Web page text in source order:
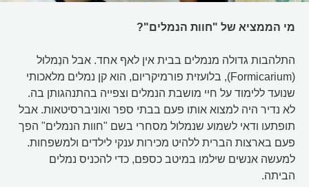
מי הממציא של "חוות הנמלים"?
התלהבות גדולה מנמלים בבית אין לאף אחד. אבל הנַמלוּל
(Formicarium), בלועזית פורמיקריום, הוא קן נמלים מלאכותי
שנועד ללימוד על חיי מושבת הנמלים וצפייה בהתנהגותן בה.
לא נדיר היה למצוא אותו פעם בבתי ספר ואוניברסיטאות. אבל
תופתעו ודאי לשמוע שנמלול מסחרי בשם "חוות הנמלים" הפך
פעם בארצות הברית ללהיט מכירות ענקי לילדים ולמשפחות.
למעשה אנשים שילמו במיטב כספם, כדי להכניס נמלים
הביתה.